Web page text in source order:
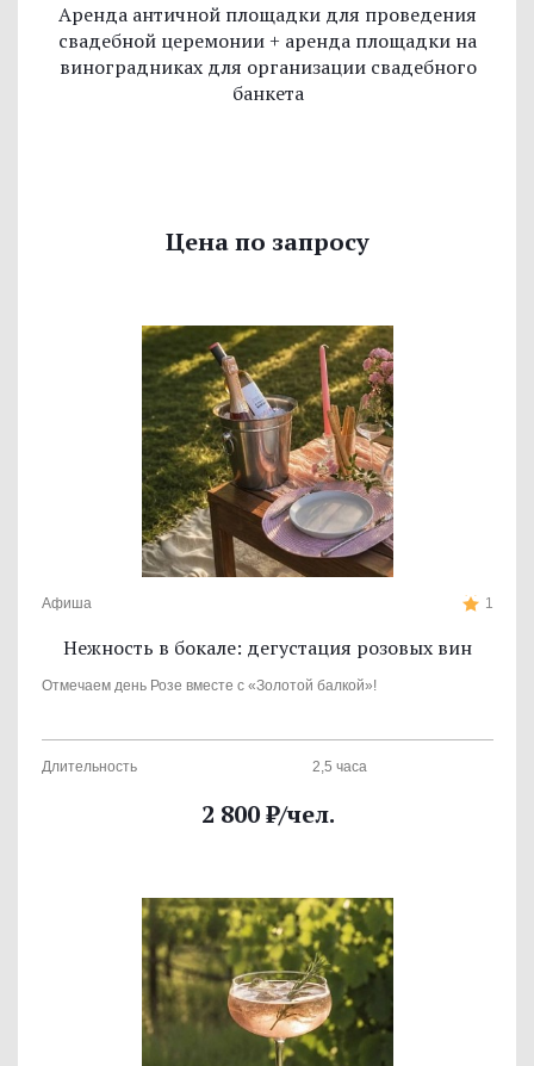
Аренда античной площадки для проведения
свадебной церемонии + аренда площадки на
виноградниках для организации свадебного
банкета
Цена по запросу
Афиша 1
Нежность в бокале: дегустация розовых вин
Отмечаем день Розе вместе с «Золотой балкой»!
Длительность 2,5 часа
2 800₽/чел.